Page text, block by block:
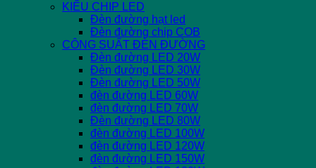
KIỂU CHIP LED
Đèn đường hạt led
Đèn đường chip COB
CÔNG SUẤT ĐÈN ĐƯỜNG
Đèn đường LED 20W
Đèn đường LED 30W
Đèn đường LED 50W
đèn đường LED 60W
đèn đường LED 70W
Đèn đường LED 80W
đèn đường LED 100W
đèn đường LED 120W
đèn đường LED 150W